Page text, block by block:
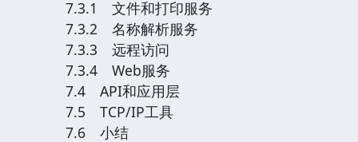
7.3.1 文件和打印服务
7.3.2 名称解析服务
7.3.3 远程访问
7.3.4 Web服务
7.4 API和应用层
7.5 TCP/IP工具
7.6 小结